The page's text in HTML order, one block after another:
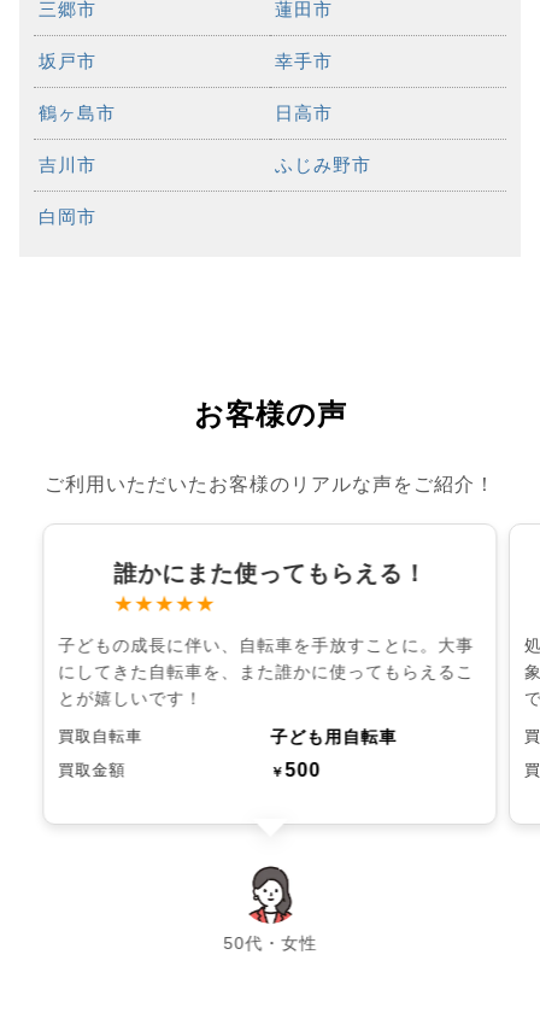
三郷市 蓮田市
坂戸市 幸手市
鶴ヶ島市 日高市
吉川市 ふじみ野市
白岡市
お客様の声
ご利用いただいたお客様のリアルな声をご紹介！
誰かにまた使ってもらえる！
★★★★★
子どもの成長に伴い、自転車を手放すことに。大事
にしてきた自転車を、また誰かに使ってもらえるこ
とが嬉しいです！
買取自転車 子ども用自転車
買取金額 ￥500
50代・女性
chevron_left chevron_right